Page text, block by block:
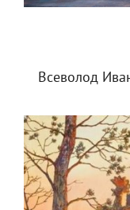
Всеволод